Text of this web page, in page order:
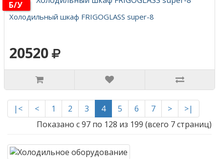
Б/у
Холодильный шкаф FRIGOGLASS super-8
20520
|< < 1 2 3 4 5 6 7 >
>|
Показано с 97 по 128 из 199 (всего 7 страниц)